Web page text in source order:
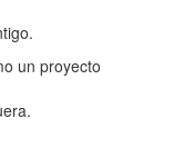
un proyecto